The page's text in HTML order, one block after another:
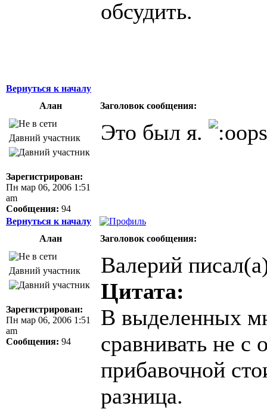
обсудить.
Вернуться к началу
Алан
Заголовок сообщения:
Давний участник
Зарегистрирован:
Пн мар 06, 2006 1:51
am
Сообщения: 94
Это был я.
Вернуться к началу
Алан
Заголовок сообщения:
Давний участник
Зарегистрирован:
Пн мар 06, 2006 1:51
am
Сообщения: 94
Валерий
Цитата:
В выделенных
сравнивать не с
прибавочной
разница.